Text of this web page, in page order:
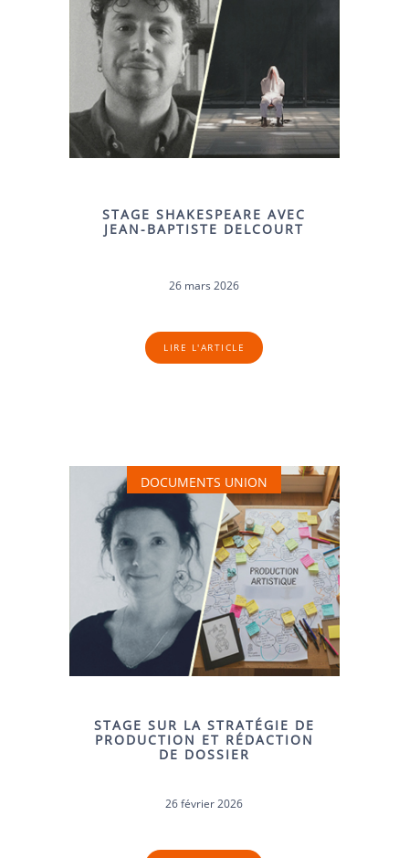
STAGE SHAKESPEARE AVEC
JEAN-BAPTISTE DELCOURT
26 mars 2026
LIRE L'ARTICLE
DOCUMENTS UNION
STAGE SUR LA STRATÉGIE DE
PRODUCTION ET RÉDACTION
DE DOSSIER
26 février 2026